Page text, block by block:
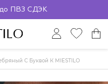
до ПВЗ СДЭК
С Буквой К MIESTILO